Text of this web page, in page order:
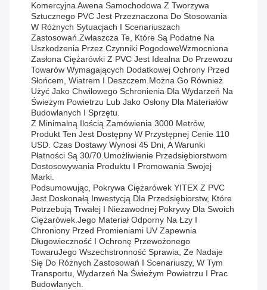
Komercyjna Awena Samochodowa Z Tworzywa
Sztucznego PVC Jest Przeznaczona Do Stosowania
W Różnych Sytuacjach I Scenariuszach
Zastosowań.zwłaszcza Te, Które Są Podatne Na
Uszkodzenia Przez Czynniki PogodoweWzmocniona
Zasłona Ciężarówki Z PVC Jest Idealna Do Przewozu
Towarów Wymagających Dodatkowej Ochrony Przed
Słońcem, Wiatrem I Deszczem.Można Go Również
Użyć Jako Chwilowego Schronienia Dla Wydarzeń Na
Świeżym Powietrzu Lub Jako Osłony Dla Materiałów
Budowlanych I Sprzętu.
Z Minimalną Ilością Zamówienia 3000 Metrów,
Produkt Ten Jest Dostępny W Przystępnej Cenie 110
USD. Czas Dostawy Wynosi 45 Dni, A Warunki
Płatności Są 30/70.umożliwienie Przedsiębiorstwom
Dostosowywania Produktu I Promowania Swojej
Marki.
Podsumowując, Pokrywa Ciężarówek YITEX Z PVC
Jest Doskonałą Inwestycją Dla Przedsiębiorstw, Które
Potrzebują Trwałej I Niezawodnej Pokrywy Dla Swoich
Ciężarówek.Jego Materiał Odporny Na Łzy I
Chroniony Przed Promieniami UV Zapewnia
Długowieczność I Ochronę Przewożonego
TowaruJego Wszechstronność Sprawia, Że Nadaje
Się Do Różnych Zastosowań I Scenariuszy, W Tym
Transportu, Wydarzeń Na Świeżym Powietrzu I Prac
Budowlanych.